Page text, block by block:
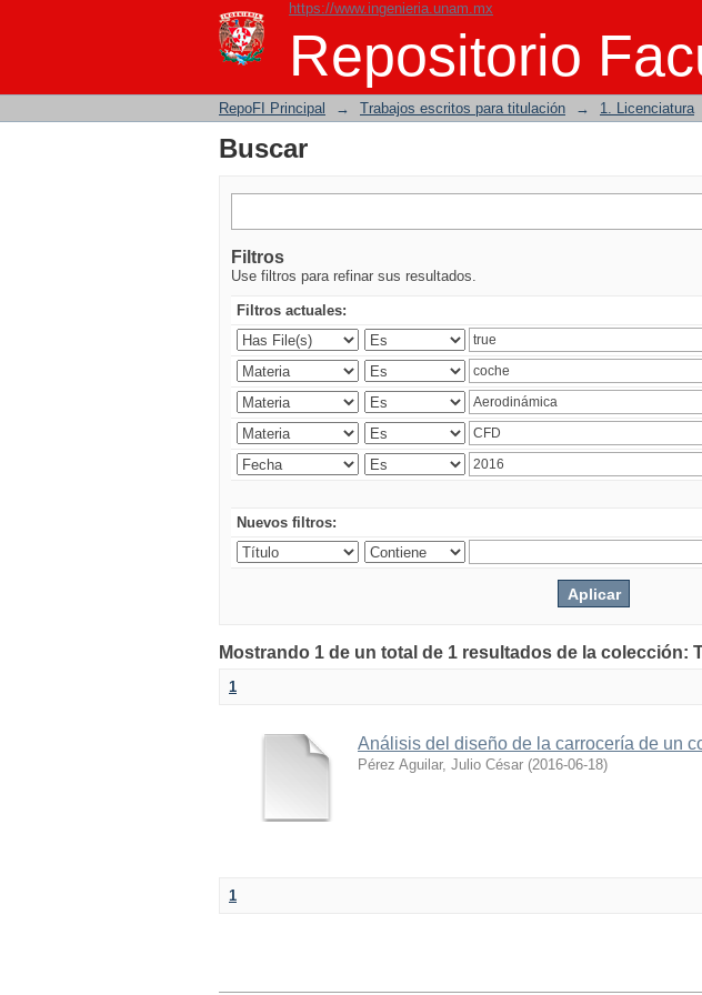
https://www.ingenieria.unam.mx
Repositorio
Buscar
RepoFI Principal → Trabajos escritos para titulación → 1. Licenciatura
Buscar
Filtros
Use filtros para refinar sus resultados.
Filtros actuales:
Nuevos filtros:
Mostrando 1 de un total de 1 resultados de la colección:
1
Análisis del diseño de la carrocería de un
Pérez Aguilar, Julio César (2016-06-18)
1